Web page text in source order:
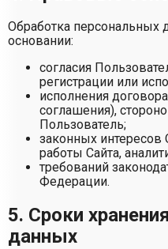
Обработка персональных
основании:
согласия
регистрации или
исполнения
соглашения),
Пользователь;
законных интересов
работы Сайта,
требований
Федерации.
5. Сроки
данных